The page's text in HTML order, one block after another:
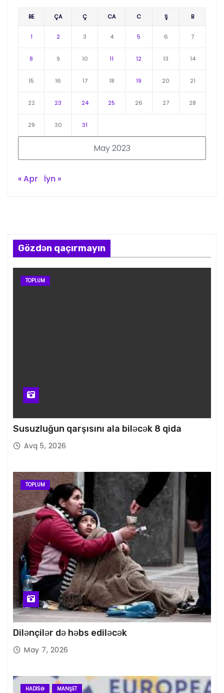
May 2023
BE ÇA Ç CA C Ş B
1 2 3 4 5 6 7
8 9 10 11 12 13 14
15 16 17 18 19 20 21
22 23 24 25 26 27 28
29 30 31
« Apr İyn »
Gözdən qaçırmayın
TOPLUM
Susuzluğun qarşısını ala biləcək 8 qida
Avq 5, 2026
TOPLUM
Dilənçilər də həbs ediləcək
May 7, 2026
HADISƏ MANŞET